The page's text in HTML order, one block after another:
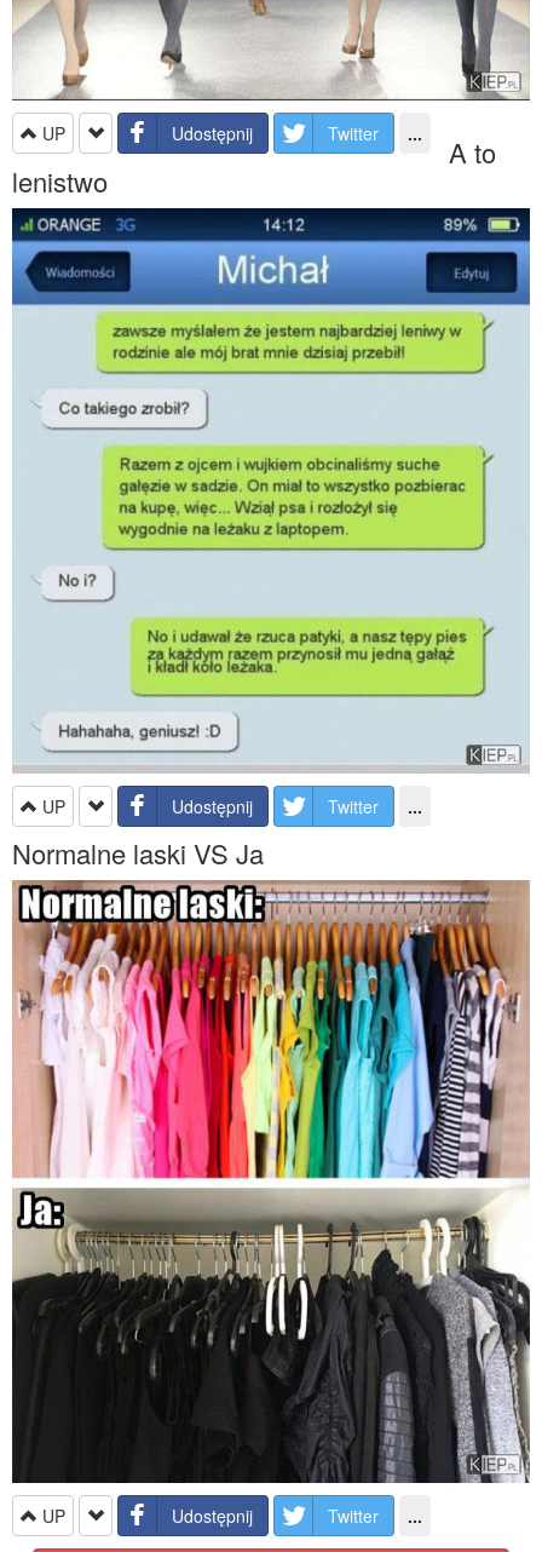
UP Udostępnij Twitter ... A to
lenistwo
UP Udostępnij Twitter ...
Normalne laski VS Ja
UP Udostępnij Twitter ...